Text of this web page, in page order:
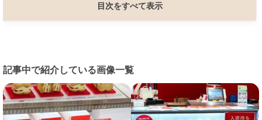
目次をすべて表示
記事中で紹介している画像一覧